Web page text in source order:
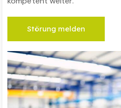
Störung melden